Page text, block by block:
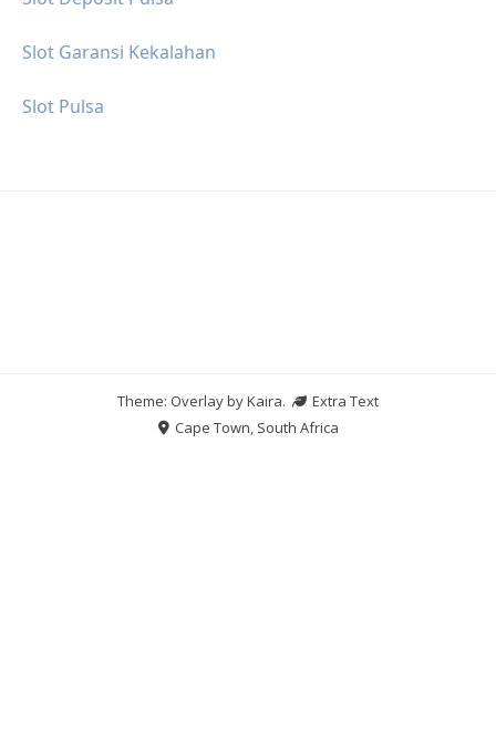
Slot Garansi Kekalahan
Slot Pulsa
Theme: Overlay byKaira.
Extra Text
Cape Town, South Africa